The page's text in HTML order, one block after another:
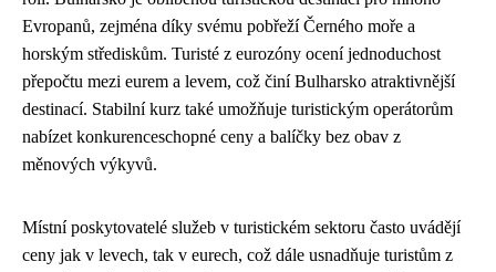
Evropanů, zejména díky svému pobřeží Černého moře a
horským střediskům. Turisté z eurozóny ocení jednoduchost
přepočtu mezi eurem a levem, což činí Bulharsko atraktivnější
destinací. Stabilní kurz také umožňuje turistickým operátorům
nabízet konkurenceschopné ceny a balíčky bez obav z
měnových výkyvů.
Místní poskytovatelé služeb v turistickém sektoru často uvádějí
ceny jak v levech, tak v eurech, což dále usnadňuje turistům z